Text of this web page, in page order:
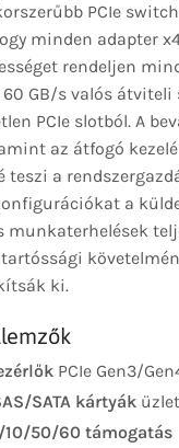
PCIe
minden adapter
rendeljen
GB/s valós átviteli
PCIe slotból. A
az átfogó
teszi a
a
munkaterhelések
ki.
PCIe Gen3/
SATA kártyák
10/50/60 támogatás